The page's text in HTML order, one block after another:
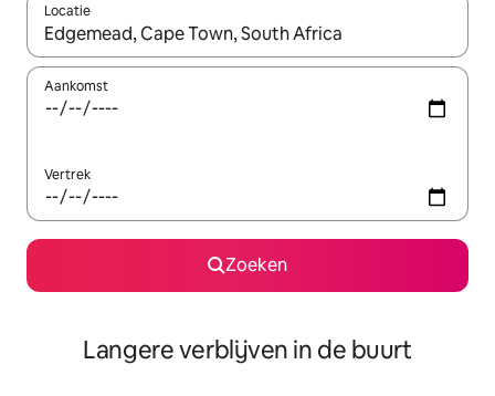
Locatie
Wanneer er resultaten beschikbaar zijn, maak je een keuze
Aankomst
Vertrek
Zoeken
Langere verblijven in de buurt